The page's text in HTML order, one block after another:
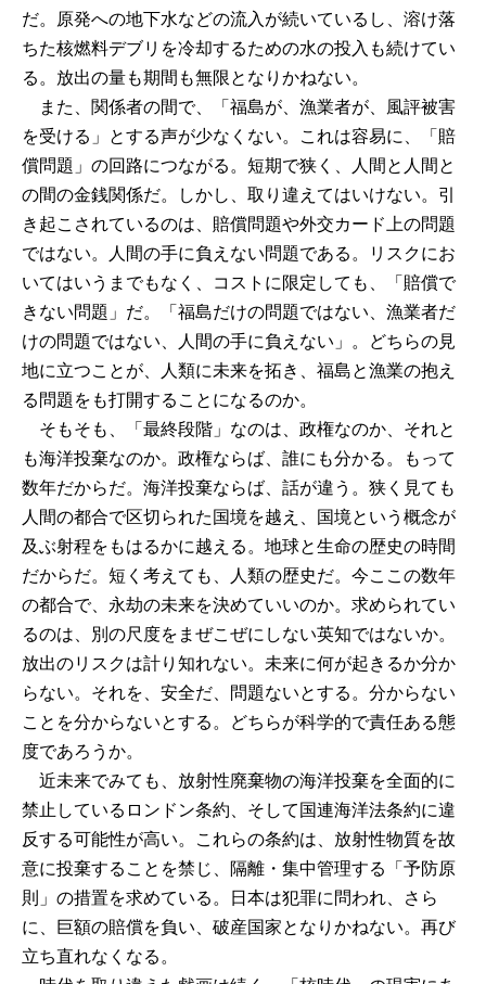
だ。原発への地下水などの流入が続いているし、溶け落
ちた核燃料デブリを冷却するための水の投入も続けてい
る。放出の量も期間も無限となりかねない。
また、関係者の間で、「福島が、漁業者が、風評被害
を受ける」とする声が少なくない。これは容易に、「賠
償問題」の回路につながる。短期で狭く、人間と人間と
の間の金銭関係だ。しかし、取り違えてはいけない。引
き起こされているのは、賠償問題や外交カード上の問題
ではない。人間の手に負えない問題である。リスクにお
いてはいうまでもなく、コストに限定しても、「賠償で
きない問題」だ。「福島だけの問題ではない、漁業者だ
けの問題ではない、人間の手に負えない」。どちらの見
地に立つことが、人類に未来を拓き、福島と漁業の抱え
る問題をも打開することになるのか。
そもそも、「最終段階」なのは、政権なのか、それと
も海洋投棄なのか。政権ならば、誰にも分かる。もって
数年だからだ。海洋投棄ならば、話が違う。狭く見ても
人間の都合で区切られた国境を越え、国境という概念が
及ぶ射程をもはるかに越える。地球と生命の歴史の時間
だからだ。短く考えても、人類の歴史だ。今ここの数年
の都合で、永劫の未来を決めていいのか。求められてい
るのは、別の尺度をまぜこぜにしない英知ではないか。
放出のリスクは計り知れない。未来に何が起きるか分か
らない。それを、安全だ、問題ないとする。分からない
ことを分からないとする。どちらが科学的で責任ある態
度であろうか。
近未来でみても、放射性廃棄物の海洋投棄を全面的に
禁止しているロンドン条約、そして国連海洋法条約に違
反する可能性が高い。これらの条約は、放射性物質を故
意に投棄することを禁じ、隔離・集中管理する「予防原
則」の措置を求めている。日本は犯罪に問われ、さら
に、巨額の賠償を負い、破産国家となりかねない。再び
立ち直れなくなる。